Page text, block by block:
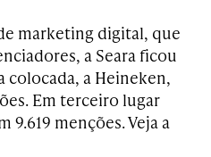
marketing digital, que
a Seara ficou
colocada, a Heineken,
Em terceiro lugar
9.619 menções. Veja a